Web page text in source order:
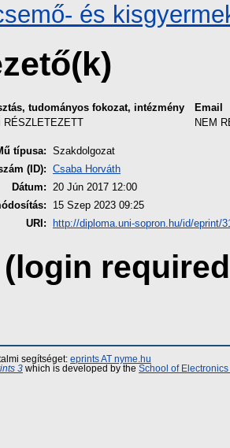
és
tudományos fokozat, intézmény
Email
RÉSZLETEZETT NEM
típusa:
Szakdolgozat
(ID): Csaba Horváth
Dátum: 20 Jún 2017 12:00
15 Szep 2023 09:25
URI:
http://diploma.uni-sopron.hu/id/eprint/
segítséget: eprints AT nyme.hu
3 which is developed by the School of